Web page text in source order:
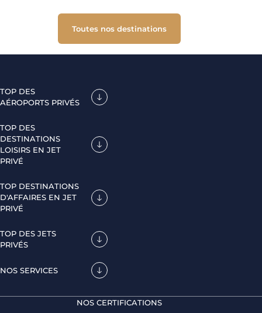
Toutes nos destinations
TOP DES
AÉROPORTS PRIVÉS
TOP DES
DESTINATIONS
LOISIRS EN JET
PRIVÉ
TOP DESTINATIONS
D'AFFAIRES EN JET
PRIVÉ
TOP DES JETS
PRIVÉS
NOS SERVICES
NOS CERTIFICATIONS